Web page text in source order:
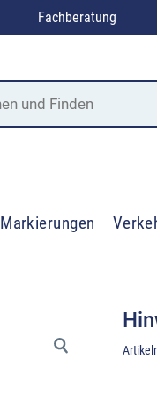
Fachberatung
Markierungen